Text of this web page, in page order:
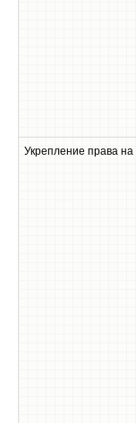
Укрепление права